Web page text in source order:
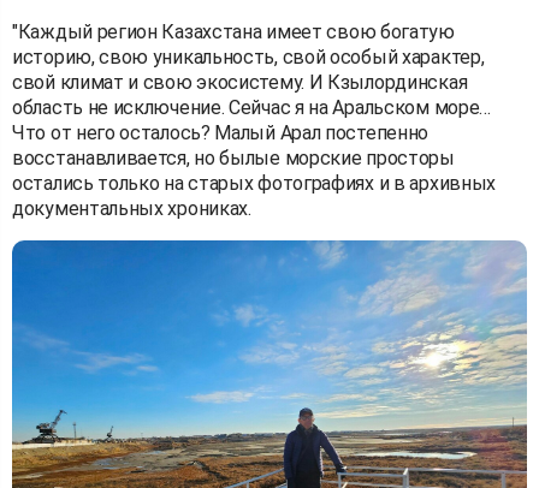
"Каждый регион Казахстана имеет свою богатую
историю, свою уникальность, свой особый характер,
свой климат и свою экосистему. И Кзылординская
область не исключение. Сейчас я на Аральском море…
Что от него осталось? Малый Арал постепенно
восстанавливается, но былые морские просторы
остались только на старых фотографиях и в архивных
документальных хрониках.